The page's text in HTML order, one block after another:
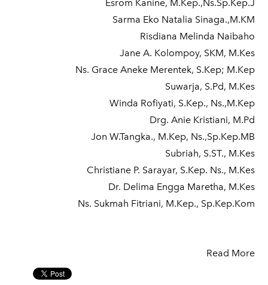
Esrom Kanine, M.Kep.,Ns.Sp.Kep.J
Sarma Eko Natalia Sinaga.,M.KM
Risdiana Melinda Naibaho
Jane A. Kolompoy, SKM, M.Kes
Ns. Grace Aneke Merentek, S.Kep; M.Kep
Suwarja, S.Pd, M.Kes
Winda Rofiyati, S.Kep., Ns.,M.Kep
Drg. Anie Kristiani, M.Pd
Jon W.Tangka., M.Kep, Ns.,Sp.Kep.MB
Subriah, S.ST., M.Kes
Christiane P. Sarayar, S.Kep. Ns., M.Kes
Dr. Delima Engga Maretha, M.Kes
Ns. Sukmah Fitriani, M.Kep., Sp.Kep.Kom
Read More